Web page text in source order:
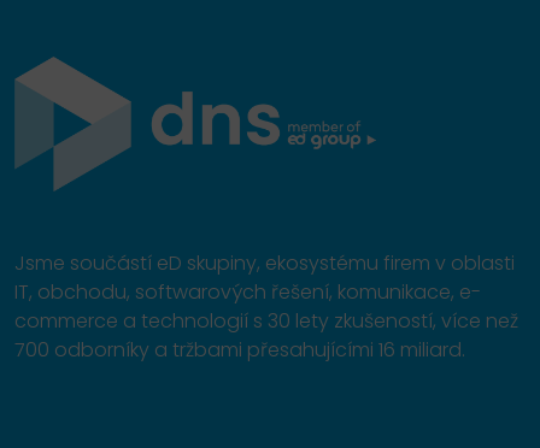
Jsme součástí eD skupiny, ekosystému firem v oblasti
IT, obchodu, softwarových řešení, komunikace, e-
commerce a technologií s 30 lety zkušeností, více než
700 odborníky a tržbami přesahujícími 16 miliard.